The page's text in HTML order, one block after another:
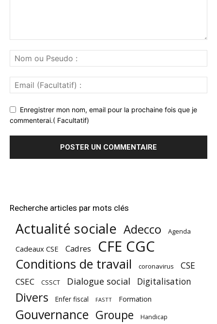
Enregistrer mon nom, email pour la prochaine fois que je
commenterai.( Facultatif)
Recherche articles par mots clés
Actualité sociale Adecco Agenda
Cadeaux CSE Cadres CFE CGC
Conditions de travail coronavirus CSE
CSEC CSSCT Dialogue social Digitalisation
Divers Enfer fiscal FASTT Formation
Gouvernance Groupe Handicap